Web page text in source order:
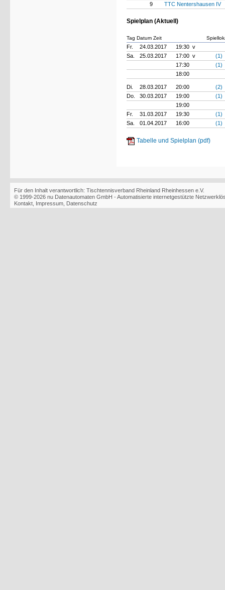
9
TTC Nentershausen IV
Spielplan (Aktuell)
Tag Datum Zeit
Fr. 24.03.2017
19:30 v
Sa.
25.03.2017 17:00 v
(1)
17:30
(1)
18:00
Di. 28.03.2017 20:00
(2)
Do.
30.03.2017 19:00
(1)
19:00
Fr.
31.03.2017 19:30
(1)
Sa.
01.04.2017 16:00 (1)
Tabelle und Spielplan (pdf)
Für den Inhalt verantwortlich: Tischtennisverband Rheinland Rheinhessen e.V.
© 1999-2026 nu Datenautomaten GmbH - Automatisierte internetgestützte
Kontakt Impressum Datenschutz